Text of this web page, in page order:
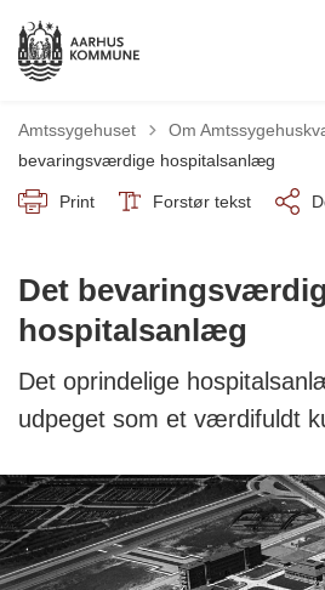
Amtssygehuset Tilbage til
Om
bevaringsværdige hospitalsanlæg
Print Forstør tekst
Det
hospitalsanlæg
Det oprindelige
udpeget som et værdifuldt